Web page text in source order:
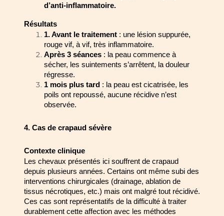
d’anti-inflammatoire.
Résultats
1. Avant le traitement : une lésion suppurée,
rouge vif, à vif, très inflammatoire.
Après 3 séances : la peau commence à
sécher, les suintements s’arrêtent, la douleur
régresse.
1 mois plus tard : la peau est cicatrisée, les
poils ont repoussé, aucune récidive n’est
observée.
4. Cas de crapaud sévère
Contexte clinique
Les chevaux présentés ici souffrent de crapaud
depuis plusieurs années. Certains ont même subi des
interventions chirurgicales (drainage, ablation de
tissus nécrotiques, etc.) mais ont malgré tout récidivé.
durablement cette affection avec les méthodes